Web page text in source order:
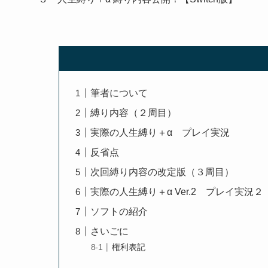
筆者について
縛り内容（２周目）
実際の人生縛り＋α プレイ実況
反省点
次回縛り内容の改定版（３周目）
実際の人生縛り＋α Ver.2 プレイ実況２
ソフトの紹介
さいごに
権利表記